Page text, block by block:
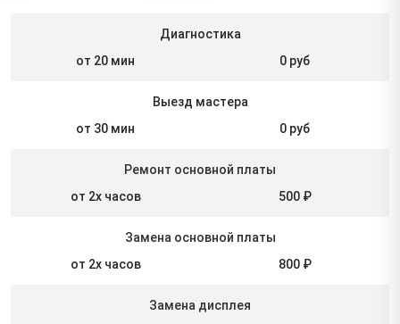
Диагностика
от 20 мин
0 руб
Выезд мастера
от 30 мин
0 руб
Ремонт основной платы
от 2х часов
500 ₽
Замена основной платы
от 2х часов
800 ₽
Замена дисплея